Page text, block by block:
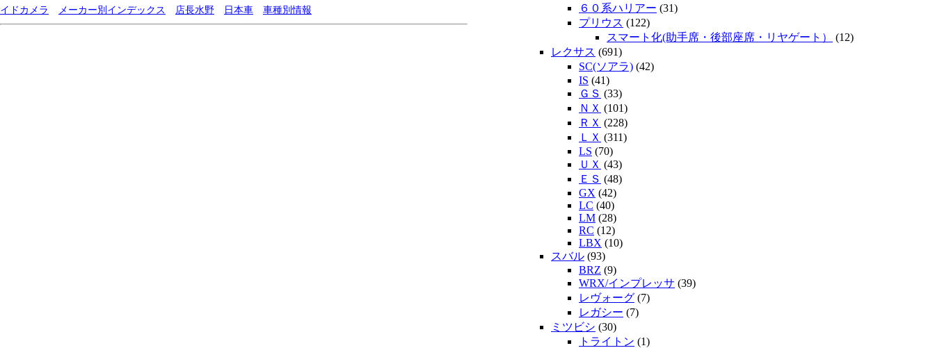
イドカメラ
メーカー別インデックス 店長水野 日本車 車種別情報
６０系ハリアー (31)
プリウス (122)
スマート化(助手席・後部座席・リヤゲート）
(12)
レクサス (691)
SC(ソアラ) (42)
IS (41)
ＧＳ (33)
ＮＸ (101)
ＲＸ (228)
ＬＸ (311)
LS (70)
ＵＸ (43)
ＥＳ (48)
GX (42)
LC (40)
LM (28)
RC (12)
LBX (10)
スバル (93)
BRZ (9)
WRX/インプレッサ (39)
レヴォーグ (7)
レガシー (7)
ミツビシ (30)
トライトン (1)